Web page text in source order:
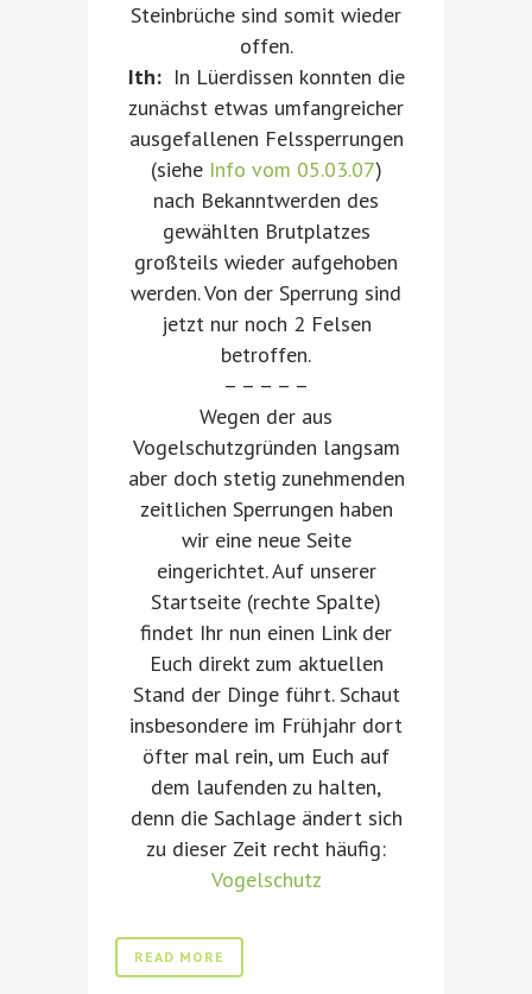
Steinbrüche sind somit wieder
offen.
Ith: In Lüerdissen konnten die
zunächst etwas umfangreicher
ausgefallenen Felssperrungen
(siehe Info vom 05.03.07)
nach Bekanntwerden des
gewählten Brutplatzes
großteils wieder aufgehoben
werden. Von der Sperrung sind
jetzt nur noch 2 Felsen
betroffen.
– – – – –
Wegen der aus
Vogelschutzgründen langsam
aber doch stetig zunehmenden
zeitlichen Sperrungen haben
wir eine neue Seite
eingerichtet. Auf unserer
Startseite (rechte Spalte)
findet Ihr nun einen Link der
Euch direkt zum aktuellen
Stand der Dinge führt. Schaut
insbesondere im Frühjahr dort
öfter mal rein, um Euch auf
dem laufenden zu halten,
denn die Sachlage ändert sich
zu dieser Zeit recht häufig:
Vogelschutz
READ MORE